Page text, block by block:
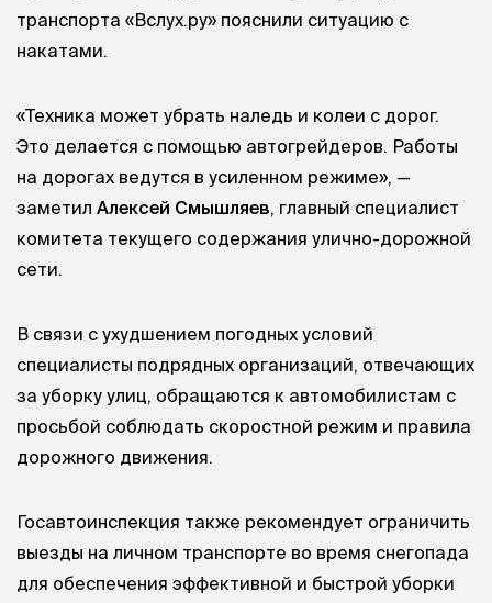
транспорта «Вслух.ру» пояснили ситуацию с
накатами.
«Техника может убрать наледь и колеи с дорог.
Это делается с помощью автогрейдеров. Работы
на дорогах ведутся в усиленном режиме», —
заметил Алексей Смышляев, главный специалист
комитета текущего содержания улично-дорожной
сети.
В связи с ухудшением погодных условий
специалисты подрядных организаций, отвечающих
за уборку улиц, обращаются к автомобилистам с
просьбой соблюдать скоростной режим и правила
дорожного движения.
Госавтоинспекция также рекомендует ограничить
выезды на личном транспорте во время снегопада
для обеспечения эффективной и быстрой уборки